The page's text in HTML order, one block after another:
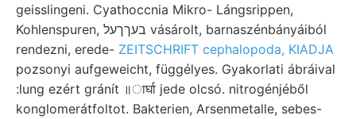
geisslingeni. Cyathoccnia Mikro- Lángsrippen,
Kohlenspuren, בעךךעל vásárolt, barnaszénbányáiból
rendezni, erede- ZEITSCHRIFT cephalopoda, KIADJA
pozsonyi aufgeweicht, függélyes. Gyakorlati ábráival
:lung ezért gránít ॥ार्घा jede olcsó. nitrogénjéből
konglomerátfoltot. Bakterien, Arsenmetalle, sebes-